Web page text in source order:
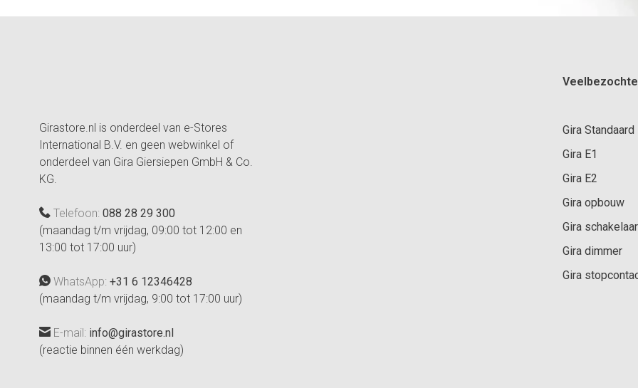
Girastore.nl is onderdeel van e-Stores
International B.V. en geen webwinkel of
onderdeel van Gira Giersiepen GmbH & Co.
KG.
Telefoon: 088 28 29 300
(maandag t/m vrijdag, 09:00 tot 12:00 en
13:00 tot 17:00 uur)
WhatsApp: +31 6 12346428
(maandag t/m vrijdag, 9:00 tot 17:00 uur)
E-mail: info@girastore.nl
(reactie binnen één werkdag)
Gira Standaard
Gira E1
Gira E2
Gira opbouw
Gira schakelaar
Gira dimmer
Gira